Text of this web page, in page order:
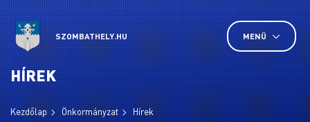
SZOMBATHELY.HU MENÜ
HÍREK
Kezdőlap Önkormányzat Hírek